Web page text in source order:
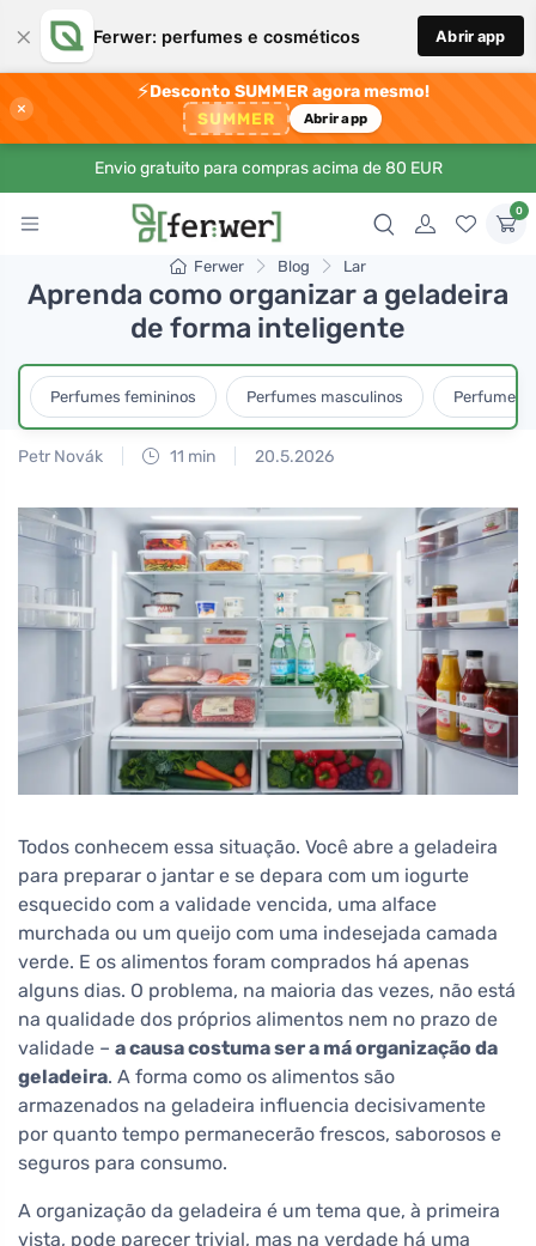
× Ferwer: perfumes e cosméticos Abrir app
×
⚡Desconto SUMMER agora mesmo!
SUMMER Abrir app
Envio gratuito para compras acima de 80 EUR
0
Ferwer Blog Lar
Aprenda como organizar a geladeira
de forma inteligente
Perfumes femininos Perfumes masculinos Perfumes
Petr Novák 11 min 20.5.2026
Todos conhecem essa situação. Você abre a geladeira
para preparar o jantar e se depara com um iogurte
esquecido com a validade vencida, uma alface
murchada ou um queijo com uma indesejada camada
verde. E os alimentos foram comprados há apenas
alguns dias. O problema, na maioria das vezes, não está
na qualidade dos próprios alimentos nem no prazo de
validade – a causa costuma ser a má organização da
geladeira. A forma como os alimentos são
armazenados na geladeira influencia decisivamente
por quanto tempo permanecerão frescos, saborosos e
seguros para consumo.
A organização da geladeira é um tema que, à primeira
vista, pode parecer trivial, mas na verdade há uma